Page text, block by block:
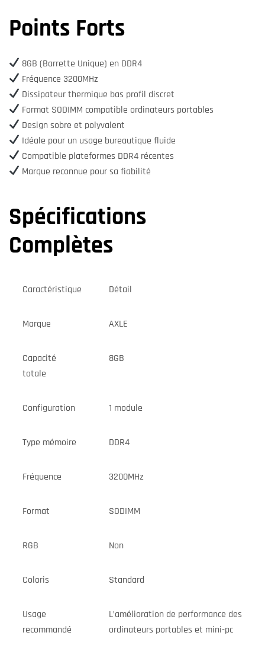
Points Forts
8GB (Barrette Unique) en DDR4
Fréquence 3200MHz
Dissipateur thermique bas profil discret
Format SODIMM compatible ordinateurs portables
Design sobre et polyvalent
Idéale pour un usage bureautique fluide
Compatible plateformes DDR4 récentes
Marque reconnue pour sa fiabilité
Spécifications
Complètes
Caractéristique Détail
Marque AXLE
Capacité
totale
8GB
Configuration 1 module
Type mémoire DDR4
Fréquence 3200MHz
Format SODIMM
RGB Non
Coloris Standard
Usage
recommandé
L’amélioration de performance des
ordinateurs portables et mini-pc